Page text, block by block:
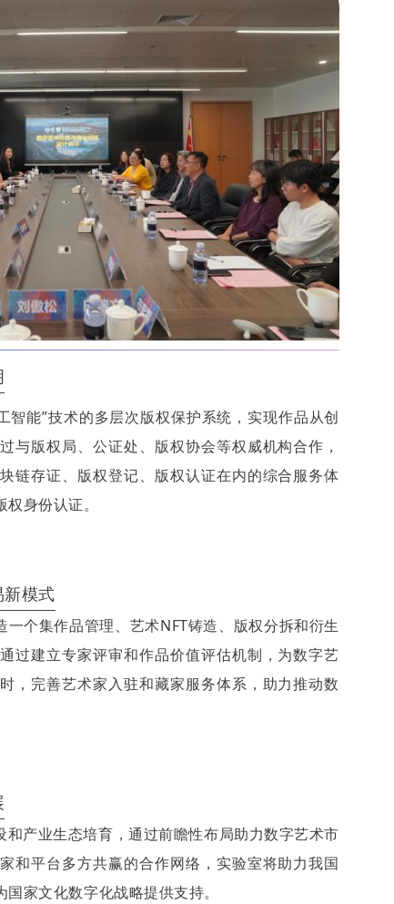
智能”技术的多层次版权保护系统，实现作品从创
与版权局、公证处、版权协会等权威机构合作，
链存证、版权登记、版权认证在内的综合服务体
身份认证。
模式
个集作品管理、艺术NFT铸造、版权分拆和衍生
过建立专家评审和作品价值评估机制，为数字艺
，完善艺术家入驻和藏家服务体系，助力推动数
产业生态培育，通过前瞻性布局助力数字艺术市
和平台多方共赢的合作网络，实验室将助力我国
家文化数字化战略提供支持。